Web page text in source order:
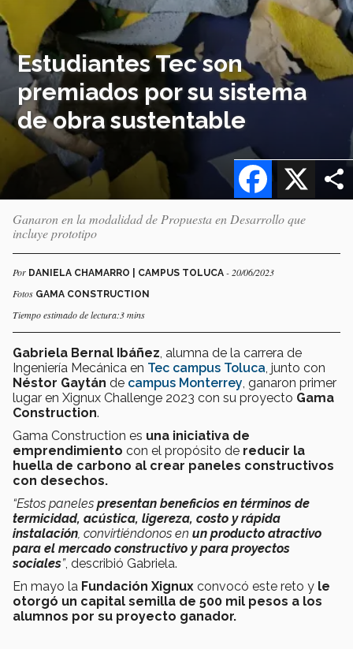
Estudiantes Tec son
premiados por su sistema
de obra sustentable
X
Facebook
Ganaron en la modalidad de Propuesta en Desarrollo que
incluye prototipo
Por DANIELA CHAMARRO | CAMPUS TOLUCA - 20/06/2023
Fotos GAMA CONSTRUCTION
Tiempo estimado de lectura:3 mins
Gabriela Bernal Ibáñez , alumna de la carrera de
Ingeniería Mecánica en Tec campus Toluca , junto con
Néstor Gaytán de campus Monterrey , ganaron primer
lugar en Xignux Challenge 2023 con su proyecto Gama
Construction.
Gama Construction es una iniciativa de
emprendimiento con el propósito de reducir la
huella de carbono al crear paneles constructivos
con desechos.
“Estos paneles presentan beneficios en términos de
termicidad, acústica, ligereza, costo y rápida
instalación , convirtiéndonos en un producto atractivo
para el mercado constructivo y para proyectos
sociales”, describió Gabriela.
En mayo la Fundación Xignux convocó este reto y le
otorgó un capital semilla de 500 mil pesos a los
alumnos por su proyecto ganador.